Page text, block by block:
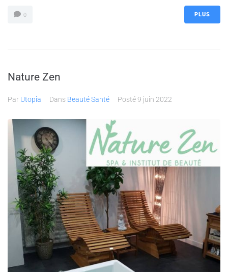
0 PLUS
Nature Zen
Par Utopia Dans Beauté Santé Posté9 juin 2022